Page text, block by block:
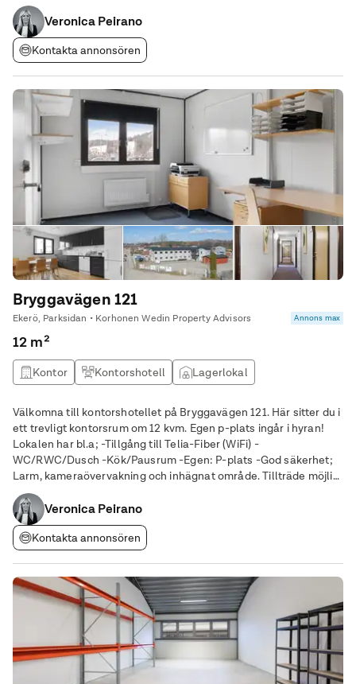
Lokalen passar utmärkt för butiksverksamhet, återförsäljare,
grossist, entreprenad av
Veronica Peirano
Kontakta annonsören
Bryggavägen 121
Ekerö, Parksidan • Korhonen Wedin Property Advisors Annons max
12 m²
Kontor Kontorshotell Lagerlokal
Välkomna till kontorshotellet på Bryggavägen 121. Här sitter du i
ett trevligt kontorsrum om 12 kvm. Egen p-plats ingår i hyran!
Lokalen har bl.a; -Tillgång till Telia-Fiber (WiFi) -
WC/RWC/Dusch -Kök/Pausrum -Egen: P-plats -God säkerhet;
Larm, kameraövervakning och inhägnat område. Tillträde möjligt
omgående! Varmt välkommen att kontakta oss för en personlig
visning!Veronica Peirano
Kontakta annonsören